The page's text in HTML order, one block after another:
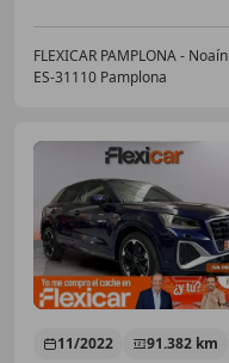
FLEXICAR PAMPLONA - Noaín
ES-31110 Pamplona
11/2022 91.382 km